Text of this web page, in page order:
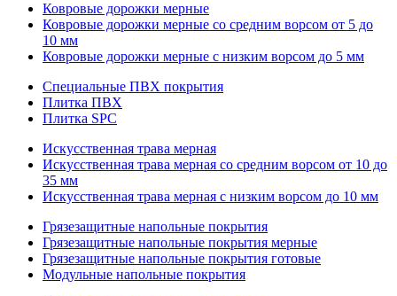
Ковровые дорожки мерные
Ковровые дорожки мерные со средним ворсом от 5 до
10 мм
Ковровые дорожки мерные с низким ворсом до 5 мм
Специальные ПВХ покрытия
Плитка ПВХ
Плитка SPC
Искуccтвенная трава мерная
Искусственная трава мерная со средним ворсом от 10 до
35 мм
Искусственная трава мерная с низким ворсом до 10 мм
Грязезащитные напольные покрытия
Грязезащитные напольные покрытия мерные
Грязезащитные напольные покрытия готовые
Модульные напольные покрытия